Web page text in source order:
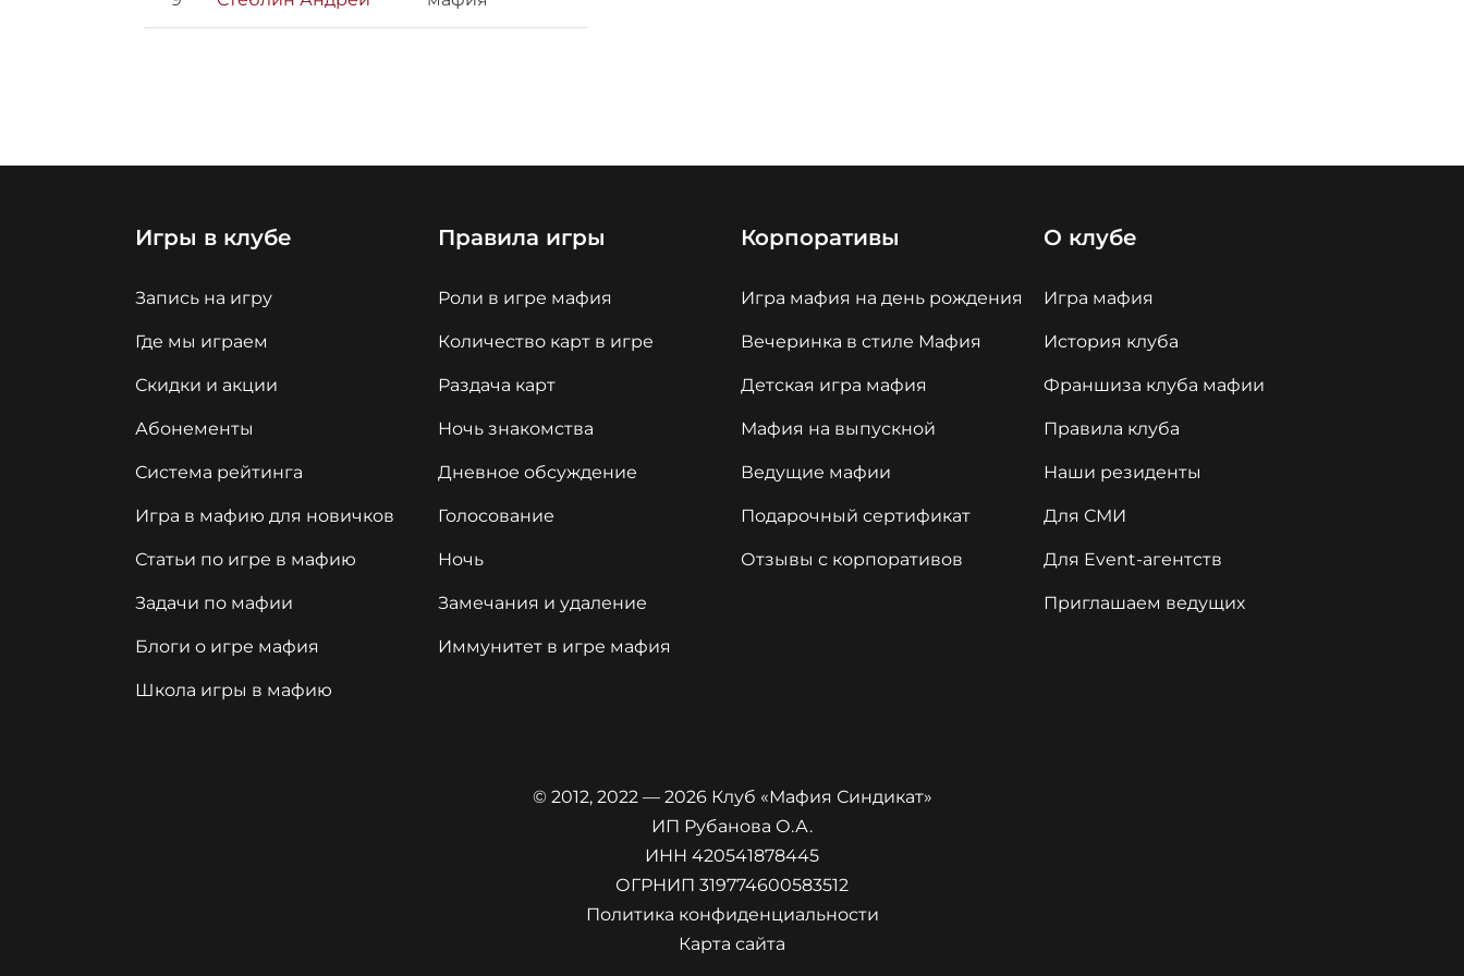
Игры в клубе
Запись на игру
Где мы играем
Скидки и акции
Абонементы
Система рейтинга
Игра в мафию для новичков
Статьи по игре в мафию
Задачи по мафии
Блоги о игре мафия
Школа игры в мафию
Правила игры
Роли в игре мафия
Количество карт в игре
Раздача карт
Ночь знакомства
Дневное обсуждение
Голосование
Ночь
Замечания и удаление
Иммунитет в игре мафия
Корпоративы
Игра мафия на день рождения
Вечеринка в стиле Мафия
Детская игра мафия
Мафия на выпускной
Ведущие мафии
Подарочный сертификат
Отзывы с корпоративов
О клубе
Игра мафия
История клуба
Франшиза клуба мафии
Правила клуба
Наши резиденты
Для СМИ
Для Event-агентств
Приглашаем ведущих
© 2012, 2022 — 2026 Клуб «Мафия Синдикат»
ИП Рубанова О.А.
ИНН 420541878445
ОГРНИП 319774600583512
Политика конфиденциальности
Карта сайта